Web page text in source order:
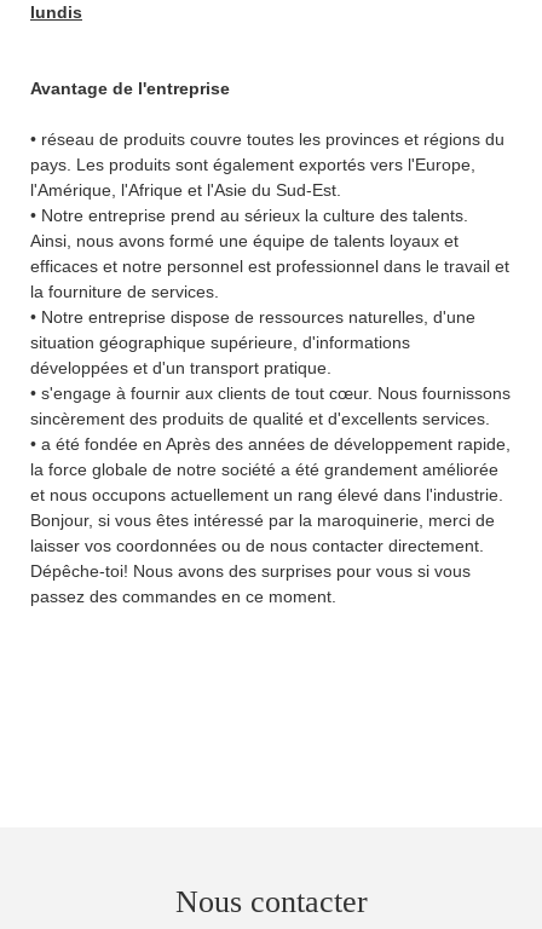
lundis
Avantage de l'entreprise
• réseau de produits couvre toutes les provinces et régions du
pays. Les produits sont également exportés vers l'Europe,
l'Amérique, l'Afrique et l'Asie du Sud-Est.
• Notre entreprise prend au sérieux la culture des talents.
Ainsi, nous avons formé une équipe de talents loyaux et
efficaces et notre personnel est professionnel dans le travail et
la fourniture de services.
• Notre entreprise dispose de ressources naturelles, d'une
situation géographique supérieure, d'informations
développées et d'un transport pratique.
• s'engage à fournir aux clients de tout cœur. Nous fournissons
sincèrement des produits de qualité et d'excellents services.
• a été fondée en Après des années de développement rapide,
la force globale de notre société a été grandement améliorée
et nous occupons actuellement un rang élevé dans l'industrie.
Bonjour, si vous êtes intéressé par la maroquinerie, merci de
laisser vos coordonnées ou de nous contacter directement.
Dépêche-toi! Nous avons des surprises pour vous si vous
passez des commandes en ce moment.
Nous contacter